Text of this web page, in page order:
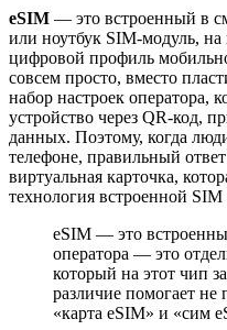
eSIM — это встроенный в
или ноутбук SIM-модуль,
цифровой профиль
совсем просто, вместо
набор настроек оператора,
устройство через QR-код,
данных. Поэтому, когда
телефоне, правильный
виртуальная карточка,
технология встроенной
eSIM — это
оператора — это
который на этот чип
различие помогает не
«карта eSIM» и «сим